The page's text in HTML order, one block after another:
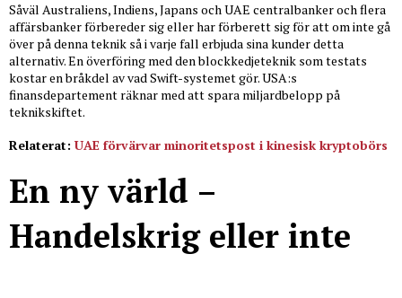
Såväl Australiens, Indiens, Japans och UAE centralbanker och flera
affärsbanker förbereder sig eller har förberett sig för att om inte gå
över på denna teknik så i varje fall erbjuda sina kunder detta
alternativ. En överföring med den blockkedjeteknik som testats
kostar en bråkdel av vad Swift-systemet gör. USA:s
finansdepartement räknar med att spara miljardbelopp på
teknikskiftet.
Relaterat: UAE förvärvar minoritetspost i kinesisk kryptobörs
En ny värld –
Handelskrig eller inte